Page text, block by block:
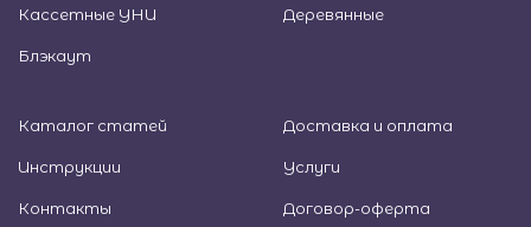
Кассетные УНИ
Блэкаут
Деревянные
Каталог статей Доставка и оплата
Инструкции Услуги
Контакты Договор-оферта